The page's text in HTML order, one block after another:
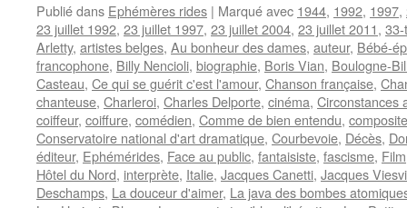
Publié dans Ephémères rides | Marqué avec 1944, 1992, 1997,
23 juillet 1992, 23 juillet 1997, 23 juillet 2004, 23 juillet 2011,
Arletty, artistes belges, Au bonheur des dames, auteur, Bébé-
francophone, Billy Nencioli, biographie, Boris Vian, Boulogne-
Casteau, Ce qui se guérit c'est l'amour, Chanson française,
chanteuse, Charleroi, Charles Delporte, cinéma, Circonstances
coiffeur, coiffure, comédien, Comme de bien entendu,
Conservatoire national d'art dramatique, Courbevoie, Décès,
éditeur, Ephémérides, Face au public, fantaisiste, fascisme, Film
Hôtel du Nord, interprète, Italie, Jacques Canetti, Jacques
Deschamps, La douceur d'aimer, La java des bombes